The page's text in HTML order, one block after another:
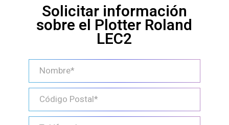
Solicitar información
sobre el Plotter Roland
LEC2